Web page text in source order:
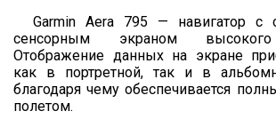
Garmin Aera 795 — навигатор с
сенсорным экраном
Отображение данных на экране
как в портретной, так и в
благодаря чему обеспечивается
полетом.